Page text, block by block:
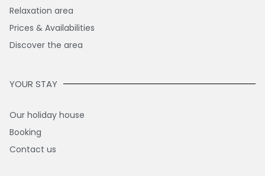
Relaxation area
Prices & Availabilities
Discover the area
YOUR STAY
Our holiday house
Booking
Contact us